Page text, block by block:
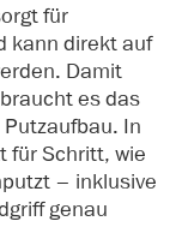
für
kann direkt auf
Damit
es das
In
für Schritt, wie
– inklusive
genau